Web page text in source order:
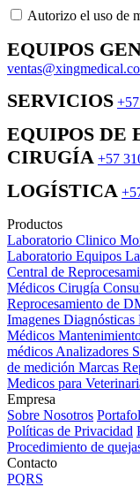
Autorizo ​​el uso de
EQUIPOS
SERVICIOS
EQUIPOS DE
CIRUGÍA +57
LOGÍSTICA
Productos
Laboratorio Clinico
Laboratorio Equipos
Central de
Médicos Cirugía
Reprocesamiento de
Imagenes Diagnósticas
Médicos
médicos Analizadores
de medición Marcas
Medicos para
Empresa
Sobre Nosotros
Políticas de Privacidad
Procedimiento de
Contacto
PQRS